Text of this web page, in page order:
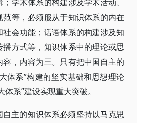
学术体系的构建涉及学术活动、
范等，必须服从于知识体系的内在
社会功能；话语体系的构建涉及知
播方式等，知识体系中的理论或思
容，内容为王。只有把中国自主的
体系”构建的坚实基础和思想理论
体系”建设实现重大突破。
自主的知识体系必须坚持以马克思